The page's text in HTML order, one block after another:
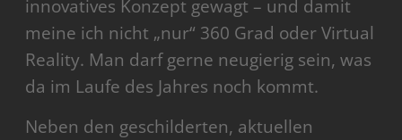
innovatives Konzept gewagt – und damit
meine ich nicht „nur“ 360 Grad oder Virtual
Reality. Man darf gerne neugierig sein, was
da im Laufe des Jahres noch kommt.
Neben den geschilderten, aktuellen